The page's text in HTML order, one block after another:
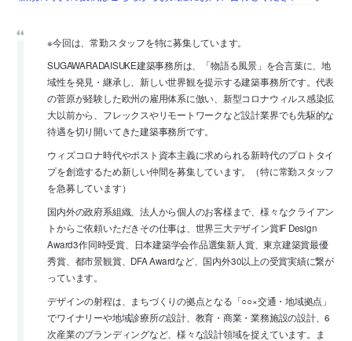
※今回は、常勤スタッフを特に募集しています。
SUGAWARADAISUKE建築事務所は、「物語る風景」を合言葉に、地
域性を発見・継承し、新しい世界観を提示する建築事務所です。代表
の菅原が経験した欧州の雇用体系に倣い、新型コロナウィルス感染拡
大以前から、フレックスやリモートワークなど設計業界でも先駆的な
待遇を切り開いてきた建築事務所です。
ウィズコロナ時代やポスト資本主義に求められる新時代のプロトタイ
プを創造するため新しい仲間を募集しています。（特に常勤スタッフ
を急募しています）
国内外の政府系組織、法人から個人のお客様まで、様々なクライアン
トからご依頼いただきその仕事は、世界三大デザイン賞IF Design
Award3作同時受賞、日本建築学会作品選集新人賞、東京建築賞最優
秀賞、都市景観賞、DFA Awardなど、国内外30以上の受賞実績に繋が
っています。
デザインの射程は、まちづくりの拠点となる「○○×交通・地域拠点」
でワイナリーや地域診療所の設計、教育・商業・業務施設の設計、6
次産業のブランディングなど、様々な設計領域を捉えています。ま